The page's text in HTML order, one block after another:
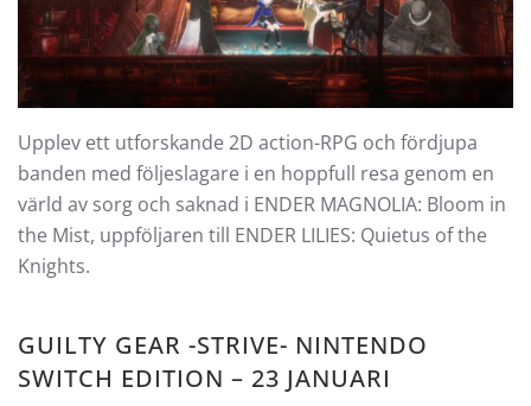
Upplev ett utforskande 2D action-RPG och fördjupa
banden med följeslagare i en hoppfull resa genom en
värld av sorg och saknad i ENDER MAGNOLIA: Bloom in
the Mist, uppföljaren till ENDER LILIES: Quietus of the
Knights.
GUILTY GEAR -STRIVE- NINTENDO
SWITCH EDITION – 23 JANUARI